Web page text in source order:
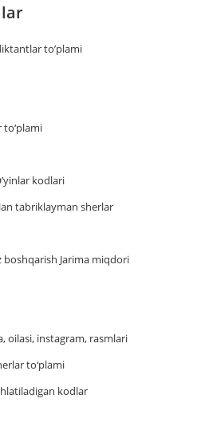
to’plami
kodlari
tabriklayman sherlar
Jаrimа miqdori
oilasi, instagram, rasmlari
to‘plami
kodlar